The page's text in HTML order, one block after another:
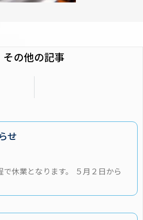
その他の記事
せ
で休業となります。 ５月２日から